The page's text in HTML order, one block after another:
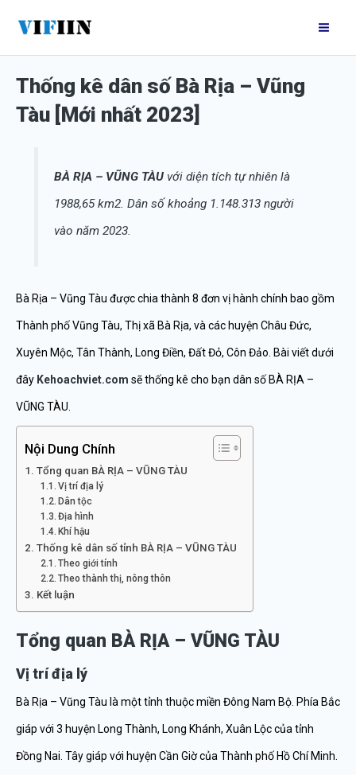
nội
dungThống kê dân số Bà Rịa – Vũng
Tàu [Mới nhất 2023]
BÀ RỊA – VŨNG TÀU với diện tích tự nhiên là
1988,65 km2. Dân số khoảng 1.148.313 người
vào năm 2023.
Bà Rịa – Vũng Tàu được chia thành 8 đơn vị hành chính bao gồm
Thành phố Vũng Tàu, Thị xã Bà Rịa, và các huyện Châu Đức,
Xuyên Mộc, Tân Thành, Long Điền, Đất Đỏ, Côn Đảo. Bài viết dưới
đây Kehoachviet.com sẽ thống kê cho bạn dân số BÀ RỊA –
VŨNG TÀU.
Nội Dung Chính
Tổng quan BÀ RỊA – VŨNG TÀU
Vị trí địa lý
Dân tộc
Địa hình
Khí hậu
Thống kê dân số tỉnh BÀ RỊA – VŨNG TÀU
Theo giới tính
Theo thành thị, nông thôn
Kết luận
Tổng quan BÀ RỊA – VŨNG TÀU
Vị trí địa lý
Bà Rịa – Vũng Tàu là một tỉnh thuộc miền Đông Nam Bộ. Phía Bắc
giáp với 3 huyện Long Thành, Long Khánh, Xuân Lộc của tỉnh
Đồng Nai. Tây giáp với huyện Cần Giờ của Thành phố Hồ Chí Minh.